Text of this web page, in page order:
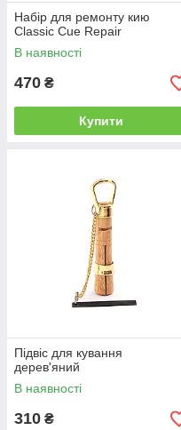
Набір для ремонту кию
Classic Cue Repair
В наявності
470 ₴
Купити
Підвіс для кування
дерев'яний
В наявності
310 ₴